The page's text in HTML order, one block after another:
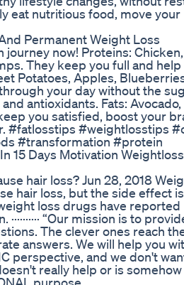
eat nutritious food, move
Permanent Weight Loss
now! Proteins:
They keep you full and
Potatoes, Apples,
your day without the
antioxidants. Fats:
you satisfied, boost your
#fatlosstips #weightlosstips
#transformation #protein
15 Days Motivation
hair loss? Jun 28, 2018
hair loss, but the side effect
loss drugs have reported
“Our mission is to
The clever ones reach
answers. We will help you
perspective, and we don't
really help or is
purpose.